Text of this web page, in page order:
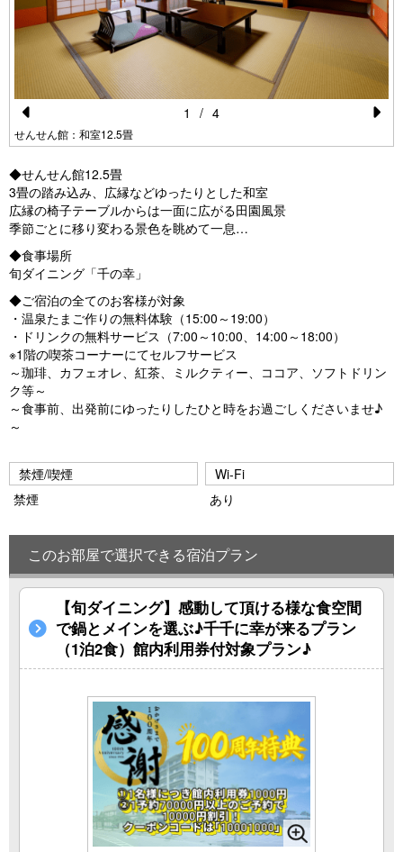
Pr
vi
o
u
s
せんせん館：和室12.5畳
1 / 4
◆せんせん館12.5畳
3畳の踏み込み、広縁などゆったりとした和室
広縁の椅子テーブルからは一面に広がる田園風景
季節ごとに移り変わる景色を眺めて一息…
◆食事場所
旬ダイニング「千の幸」
◆ご宿泊の全てのお客様が対象
・温泉たまご作りの無料体験（15:00～19:00）
・ドリンクの無料サービス（7:00～10:00、14:00～18:00）
※1階の喫茶コーナーにてセルフサービス
～珈琲、カフェオレ、紅茶、ミルクティー、ココア、ソフトドリン
ク等～
～食事前、出発前にゆったりしたひと時をお過ごしくださいませ♪
～
禁煙/喫煙
禁煙
Wi-Fi
あり
このお部屋で選択できる宿泊プラン
【旬ダイニング】感動して頂ける様な食空間
で鍋とメインを選ぶ♪千千に幸が来るプラン
（1泊2食）館内利用券付対象プラン♪